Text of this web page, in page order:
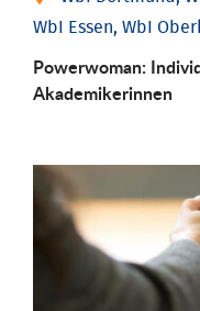
WbI Essen, WbI
Powerwoman:
Aka­demiker­innen